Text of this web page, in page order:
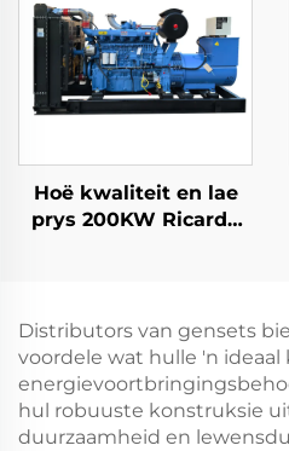
Nomineel spanning
Terugslaan
Hoë kwaliteit en lae
prys 200KW Ricardo
Distributors van gensets
voordele wat hulle 'n ideaal
hul robuuste konstruksie
duurzaamheid en